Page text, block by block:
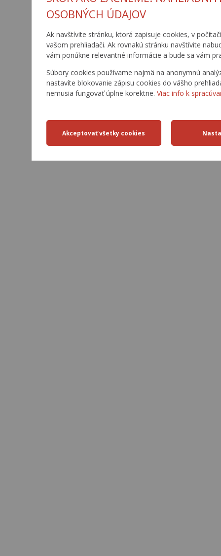
OSOBNÝCH ÚDAJOV
Ak navštívite stránku, ktorá zapisuje cookies, v
vašom prehliadači. Ak rovnakú stránku navštívite
vám ponúkne relevantné informácie a bude sa vám
Súbory cookies používame najmä na anonymnú
nastavíte blokovanie zápisu cookies do vášho
nemusia fungovať úplne korektne. Viac info k